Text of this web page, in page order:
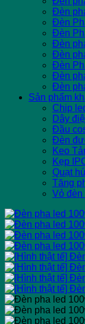
Đèn
Đèn
Đèn
Đèn
Đèn
Đèn
Đèn
Đèn
Sản phẩm
Chip
Dây
Đầu
Đèn
Keo
Kẹp
Quạt
Tăng
Vỏ đèn